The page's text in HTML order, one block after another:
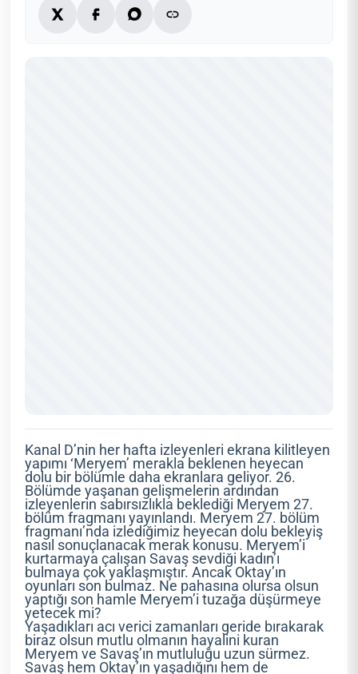
Kanal D’nin her hafta izleyenleri ekrana kilitleyen
yapımı ‘Meryem’ merakla beklenen heyecan
dolu bir bölümle daha ekranlara geliyor. 26.
Bölümde yaşanan gelişmelerin ardından
izleyenlerin sabırsızlıkla beklediği Meryem 27.
bölüm fragmanı yayınlandı. Meryem 27. bölüm
fragmanı’nda izlediğimiz heyecan dolu bekleyiş
nasıl sonuçlanacak merak konusu. Meryem’i
kurtarmaya çalışan Savaş sevdiği kadın’ı
bulmaya çok yaklaşmıştır. Ancak Oktay’ın
oyunları son bulmaz. Ne pahasına olursa olsun
yaptığı son hamle Meryem’i tuzağa düşürmeye
yetecek mi?
Yaşadıkları acı verici zamanları geride bırakarak
biraz olsun mutlu olmanın hayalini kuran
Meryem ve Savaş’ın mutluluğu uzun sürmez.
Savaş hem Oktay’ın yaşadığını hem de